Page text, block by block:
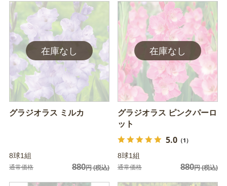
グラジオラス ミルカ
8球1組
通常価格 880円(税込)
グラジオラス ピンクパーロ
ット
5.0（1）
8球1組
通常価格 880円(税込)